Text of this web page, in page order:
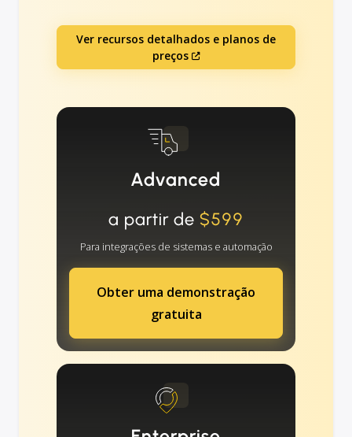
Ver recursos detalhados e planos de
preços
Advanced
a partir de $599
Para integrações de sistemas e automação
Obter uma demonstração
gratuita